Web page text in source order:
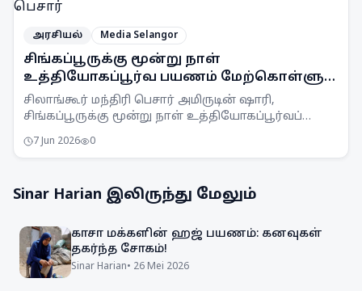
அரசியல் Media Selangor
சிங்கப்பூருக்கு மூன்று நாள்
உத்தியோகப்பூர்வ பயணம் மேற்கொள்ளும்
சிலாங்கூர் மந்திரி பெசார்
சிலாங்கூர் மந்திரி பெசார் அமிருடின் ஷாரி,
சிங்கப்பூருக்கு மூன்று நாள் உத்தியோகப்பூர்வப்
பொருளாதாரத் திட்டமிடல் மற்றும் முதலீடு குறித்து
7 Jun 2026 0
Sinar Harian இலிருந்து மேலும்
காசா மக்களின் ஹஜ் பயணம்: கனவுகள்
தகர்ந்த சோகம்!
Sinar Harian• 26 Mei 2026